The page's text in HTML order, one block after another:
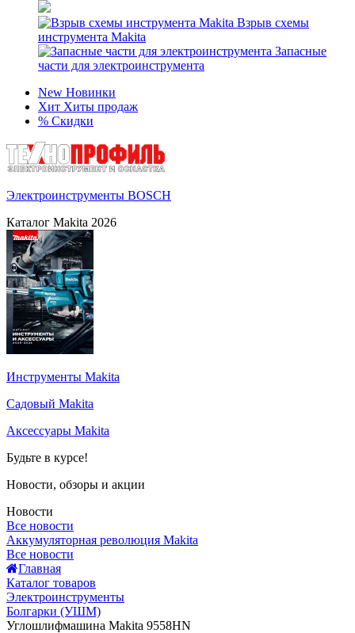
Взрыв схемы
инструмента Makita
Запасные
части для электроинструмента
New Новинки
Хит Хиты продаж
% Скидки
Электроинструменты BOSCH
Каталог Makita 2026
Инструменты Makita
Садовый Makita
Аксессуары Makita
Будьте в курсе!
Новости, обзоры и акции
Новости
Все новости
Аккумуляторная революция Makita
Все новости
Главная
Каталог товаров
Электроинструменты
Болгарки (УШМ)
Углошлифмашина Makita 9558HN